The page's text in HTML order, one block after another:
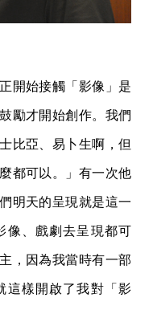
開始接觸「影像」是
勵才開始創作。我們
比亞、易卜生啊，但
都可以。」有一次他
明天的呈現就是這一
像、戲劇去呈現都可
，因為我當時有一部
這樣開啟了我對「影